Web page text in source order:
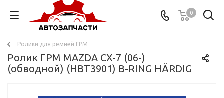
0
Ролики для ремней ГРМ
Ролик ГРМ MAZDA CX-7 (06-)
(обводной) (HBT3901) B-RING HÄRDIG